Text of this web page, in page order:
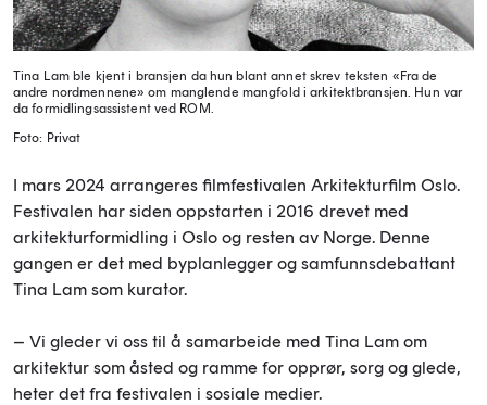
Tina Lam ble kjent i bransjen da hun blant annet skrev teksten «Fra de
andre nordmennene» om manglende mangfold i arkitektbransjen. Hun var
da formidlingsassistent ved ROM.
Foto: Privat
I mars 2024 arrangeres filmfestivalen Arkitekturfilm Oslo.
Festivalen har siden oppstarten i 2016 drevet med
arkitekturformidling i Oslo og resten av Norge. Denne
gangen er det med byplanlegger og samfunnsdebattant
Tina Lam som kurator.
– Vi gleder vi oss til å samarbeide med Tina Lam om
arkitektur som åsted og ramme for opprør, sorg og glede,
heter det fra festivalen i sosiale medier.